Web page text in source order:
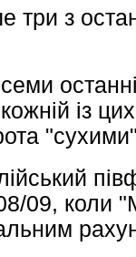
з
із
09, коли